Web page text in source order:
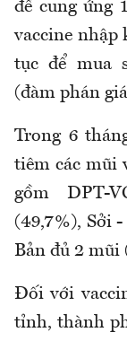
để cung ứng
vaccine nhập
tục để mua
(đàm phán
Trong 6
tiêm các mũi
gồm DPT-
(49,7%), Sởi
Bản đủ 2 mũi
Đối với
tỉnh, thành